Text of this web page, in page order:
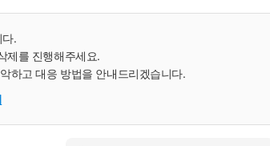
다.
제를 진행해주세요.
하고 대응 방법을 안내드리겠습니다.